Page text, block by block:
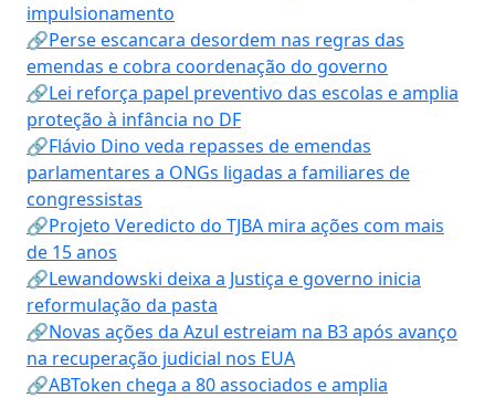
impulsionamento
🔗Perse escancara desordem nas regras das
emendas e cobra coordenação do governo
🔗Lei reforça papel preventivo das escolas e amplia
proteção à infância no DF
🔗Flávio Dino veda repasses de emendas
parlamentares a ONGs ligadas a familiares de
congressistas
🔗Projeto Veredicto do TJBA mira ações com mais
de 15 anos
🔗Lewandowski deixa a Justiça e governo inicia
reformulação da pasta
🔗Novas ações da Azul estreiam na B3 após avanço
na recuperação judicial nos EUA
🔗ABToken chega a 80 associados e amplia